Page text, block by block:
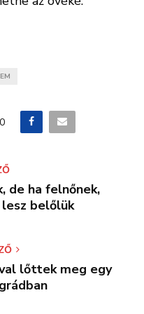
0
de ha felnőnek,
belőlük
lőttek meg egy